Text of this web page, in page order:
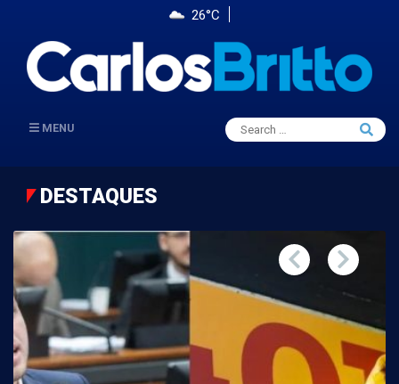
26°C
MENU
Search
for:
Search
DESTAQUES